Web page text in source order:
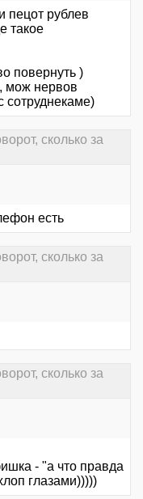
пецот рублев
такое
повернуть )
мож нервов
сотруднекаме)
сколько за
есть
сколько за
сколько за
- "а что правда
глазами)))))